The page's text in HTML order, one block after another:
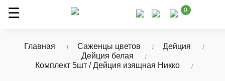
0
Главная Саженцы цветов
Дейция
Дейция белая
Комплект 5шт / Дейция изящная Никко